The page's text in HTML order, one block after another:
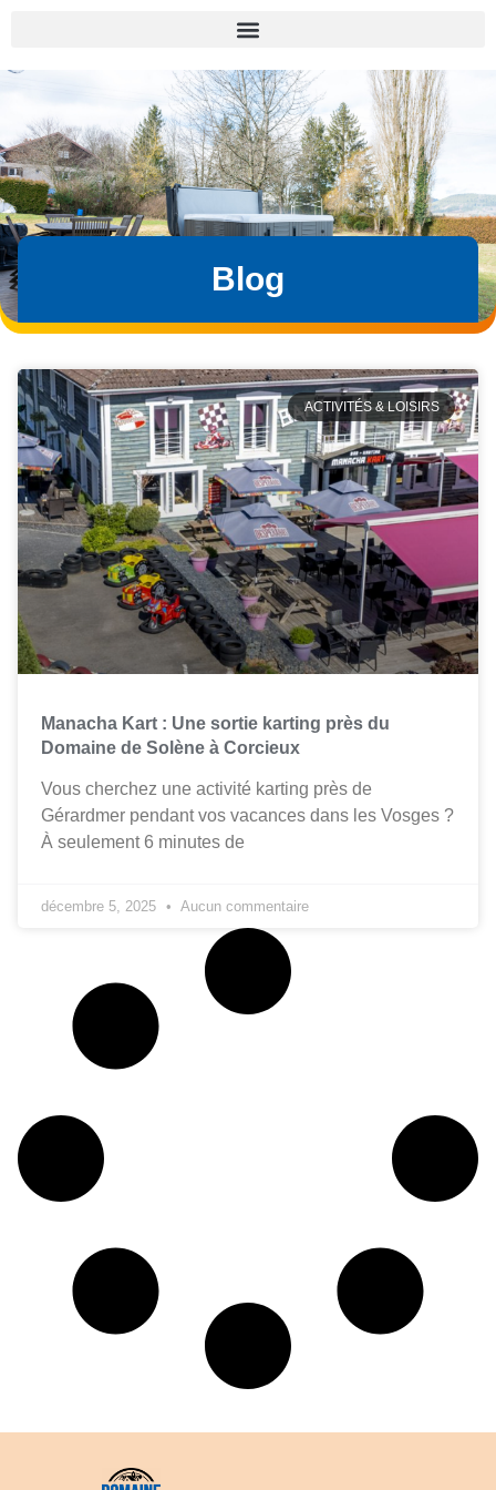
Blog
ACTIVITÉS & LOISIRS
Manacha Kart : Une sortie karting près du
Domaine de Solène à Corcieux
Vous cherchez une activité karting près de
Gérardmer pendant vos vacances dans les Vosges ?
À seulement 6 minutes de
décembre 5, 2025 Aucun commentaire